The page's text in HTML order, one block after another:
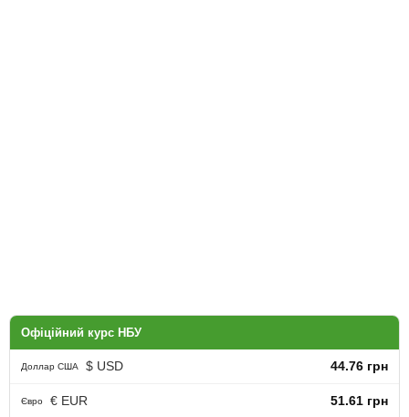
Офіційний курс НБУ
Доллар США $ USD 44.76 грн
Євро € EUR 51.61 грн